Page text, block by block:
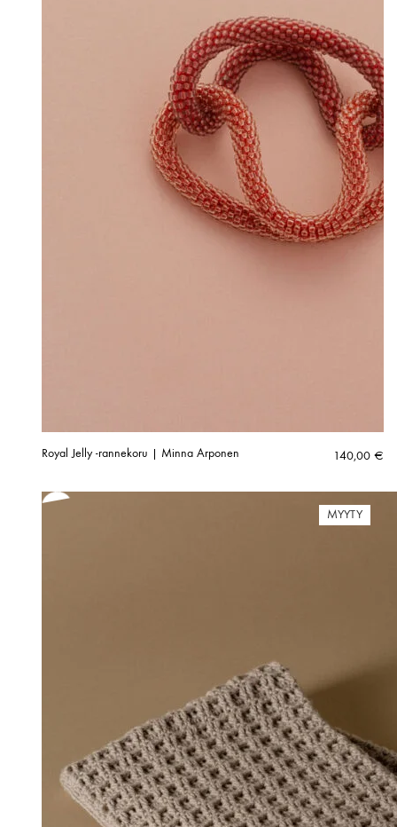
Royal Jelly -rannekoru | Minna Arponen 140,00 €
MYYTY